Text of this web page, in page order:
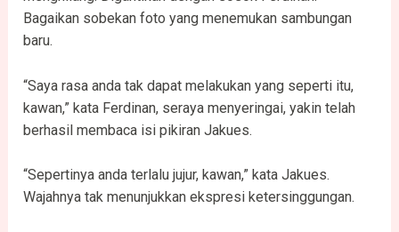
Bagaikan sobekan foto yang menemukan sambungan
baru.
“Saya rasa anda tak dapat melakukan yang seperti itu,
kawan,” kata Ferdinan, seraya menyeringai, yakin telah
berhasil membaca isi pikiran Jakues.
“Sepertinya anda terlalu jujur, kawan,” kata Jakues.
Wajahnya tak menunjukkan ekspresi ketersinggungan.